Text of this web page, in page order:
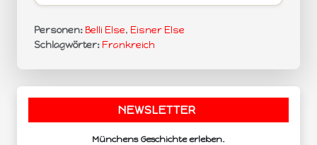
Personen: Belli Else, Eisner Else
Schlagwörter: Frankreich
NEWSLETTER
Münchens Geschichte erleben.